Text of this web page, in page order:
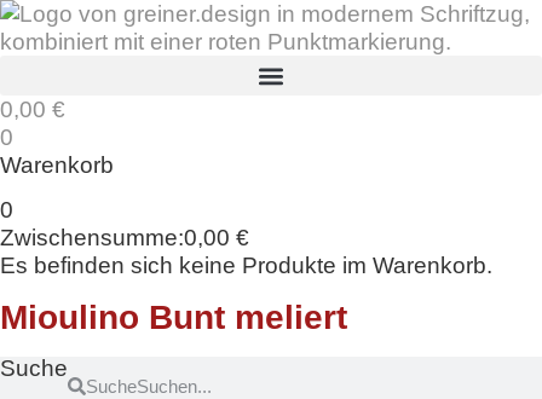
Zum
Inhalt
0,00 €
0
Warenkorb
0
Zwischensumme:0,00 €
Es befinden sich keine Produkte im Warenkorb.
Mioulino Bunt meliert
Suche
Suche